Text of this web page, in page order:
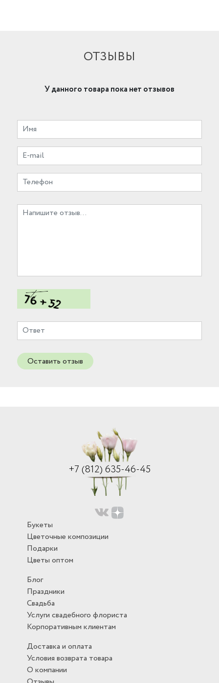
ОТЗЫВЫ
У данного товара пока нет отзывов
Оставить отзыв
+7 (812) 635-46-45
Букеты
Цветочные композиции
Подарки
Цветы оптом
Блог
Праздники
Свадьба
Услуги свадебного флориста
Корпоративным клиентам
Доставка и оплата
Условия возврата товара
О компании